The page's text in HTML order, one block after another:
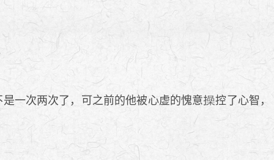
一次两次了，可之前的他被心虚的愧意 控了心智，